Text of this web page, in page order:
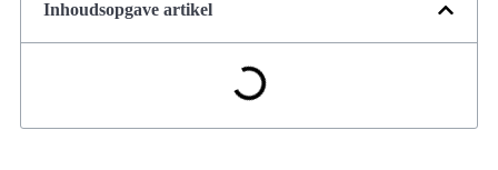
Inhoudsopgave artikel